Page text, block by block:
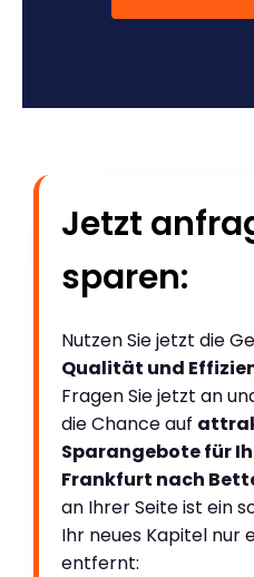
Jetzt
sparen:
Nutzen Sie jetzt die
Qualität und
Fragen Sie jetzt an
die Chance auf
Sparangebote für
Frankfurt nach
an Ihrer Seite ist ein
Ihr neues Kapitel nur
entfernt: